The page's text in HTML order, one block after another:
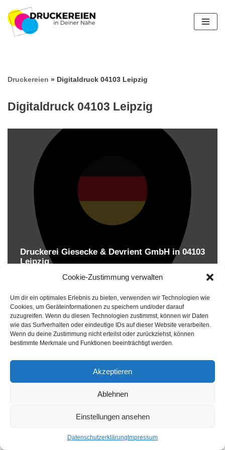
Cookie-Zustimmung verwalten
Um dir ein optimales Erlebnis zu bieten, verwenden wir Technologien wie
Cookies, um Geräteinformationen zu speichern und/oder darauf
zuzugreifen. Wenn du diesen Technologien zustimmst, können wir Daten
wie das Surfverhalten oder eindeutige IDs auf dieser Website verarbeiten.
Wenn du deine Zustimmung nicht erteilst oder zurückziehst, können
bestimmte Merkmale und Funktionen beeinträchtigt werden.
Akzeptieren
Ablehnen
Einstellungen ansehen
Datenschutzerklärung Impressum
Zum
Inhalt
Druckereien » Digitaldruck 04103 Leipzig
Digitaldruck 04103 Leipzig
Druckerei Giesecke & Devrient GmbH in 04103
Leipzig
Druckereien in Deutschland
Druckereien in Deutschland